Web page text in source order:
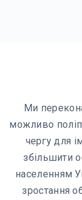
Ми
можливо
чергу для
збільшити
населенням
зростання